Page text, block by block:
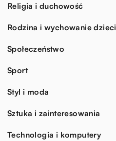
Religia i duchowość
Rodzina i wychowanie dzieci
Społeczeństwo
Sport
Styl i moda
Sztuka i zainteresowania
Technologia i komputery